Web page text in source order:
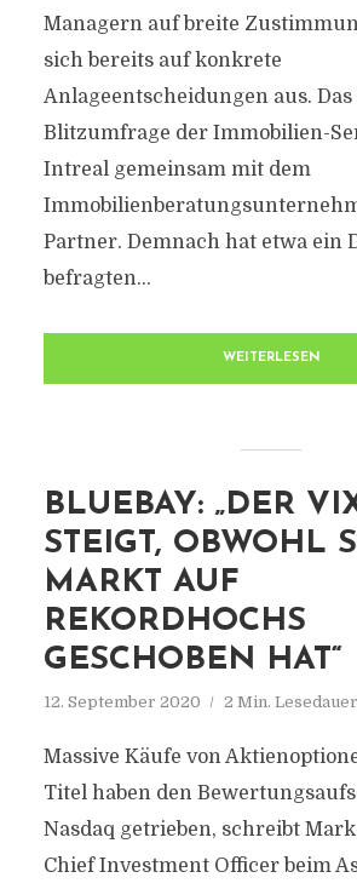
Managern auf breite
sich bereits auf konkrete
Anlageentscheidungen aus.
Blitzumfrage der Immobilien-
Intreal gemeinsam mit dem
Partner. Demnach hat etwa ein
befragten...
WEITERLESEN
BLUEBAY: „DER
STEIGT, OBWOHL
MARKT AUF
REKORDHOCHS
GESCHOBEN HAT“
12. September 2020 2 Min. Lesedauer
Massive Käufe von
Titel haben den
Nasdaq getrieben, schreibt
Chief Investment Officer beim